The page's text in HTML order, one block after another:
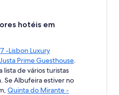
hotéis em
-Lisbon Luxury
Prime Guesthouse.
lista de vários turistas
Se Albufeira estiver no
Quinta do Mirante -